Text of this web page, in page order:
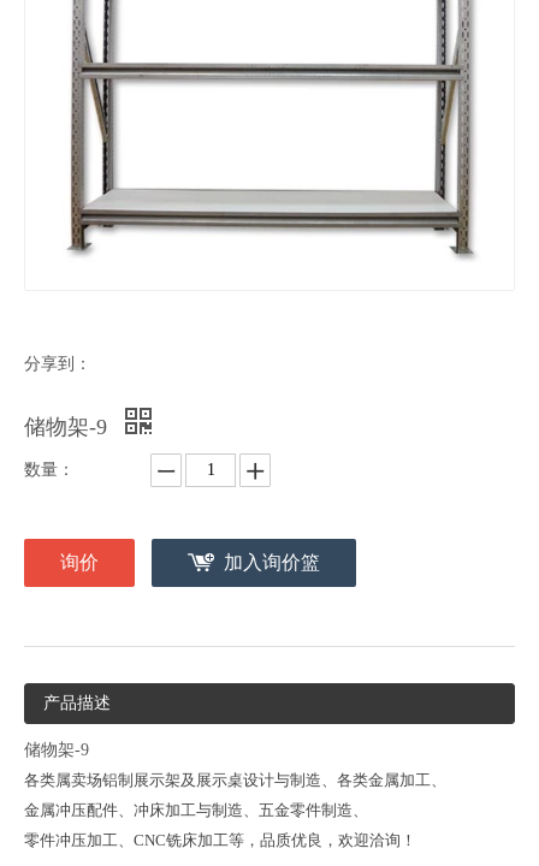
分享到：
储物架-9
数量：
询价 加入询价篮
产品描述
储物架-9
各类属卖场铝制展示架及展示桌设计与制造、各类金属加工、
金属冲压配件、冲床加工与制造、五金零件制造、
零件冲压加工、CNC铣床加工等，品质优良，欢迎洽询！